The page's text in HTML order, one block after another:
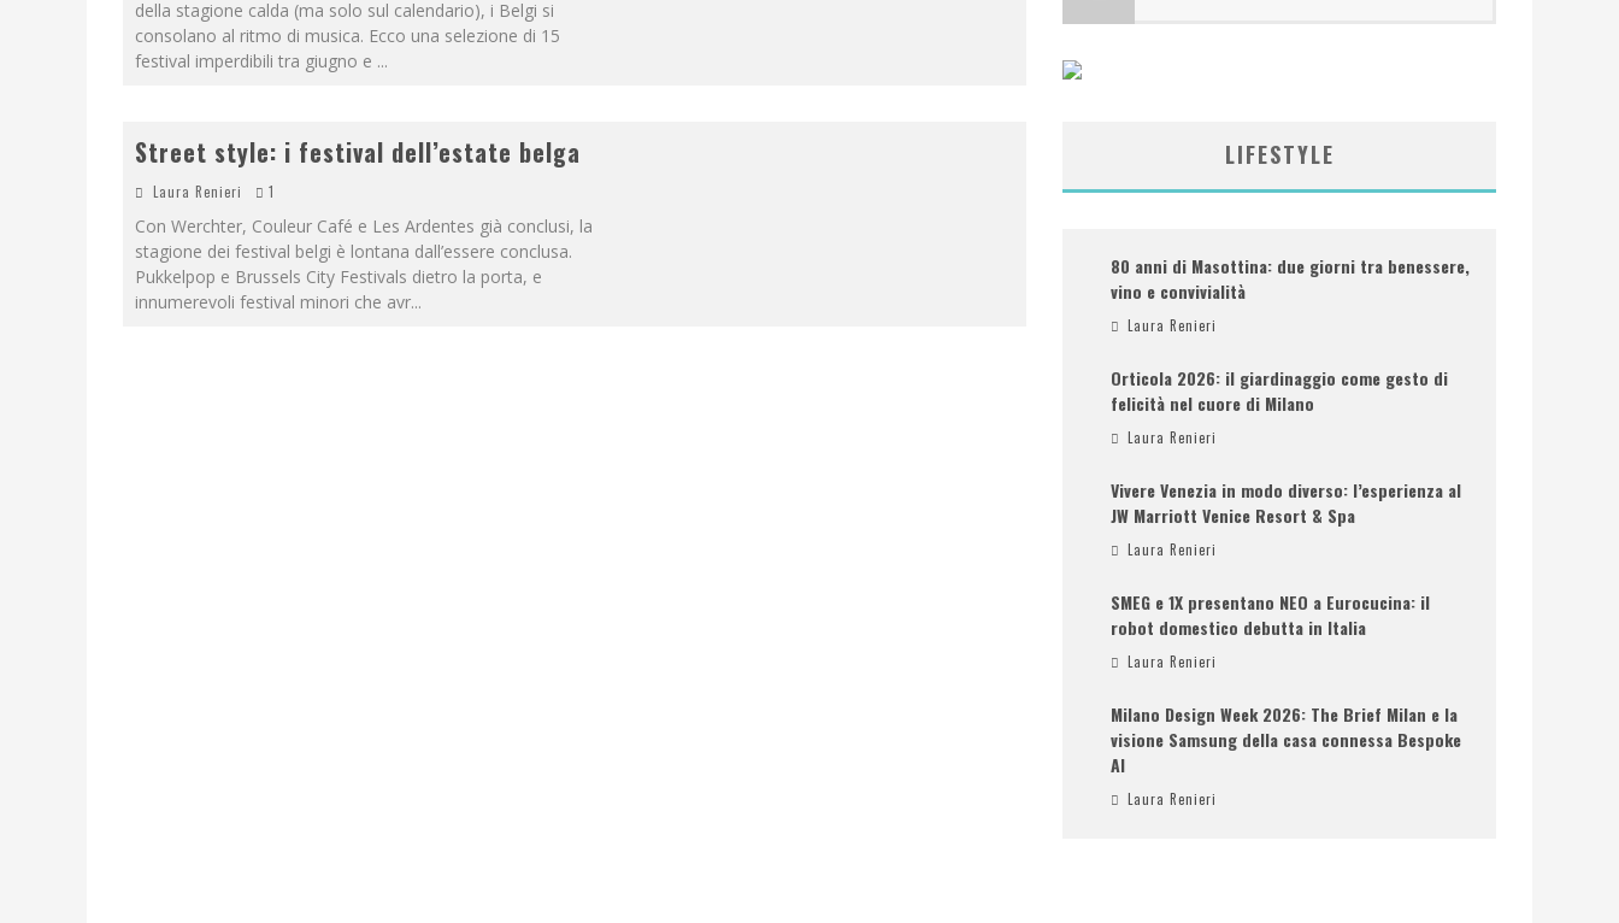
della stagione calda (ma solo sul calendario), i Belgi si
consolano al ritmo di musica. Ecco una selezione di 15
festival imperdibili tra giugno e ...
Street style: i festival dell’estate belga
Laura Renieri 1
Con Werchter, Couleur Café e Les Ardentes già conclusi, la
stagione dei festival belgi è lontana dall’essere conclusa.
Pukkelpop e Brussels City Festivals dietro la porta, e
innumerevoli festival minori che avr...
LIFESTYLE
80 anni di Masottina: due giorni tra benessere,
vino e convivialità
Laura Renieri
Orticola 2026: il giardinaggio come gesto di
felicità nel cuore di Milano
Laura Renieri
Vivere Venezia in modo diverso: l’esperienza al
JW Marriott Venice Resort & Spa
Laura Renieri
SMEG e 1X presentano NEO a Eurocucina: il
robot domestico debutta in Italia
Laura Renieri
Milano Design Week 2026: The Brief Milan e la
visione Samsung della casa connessa Bespoke
AI
Laura Renieri